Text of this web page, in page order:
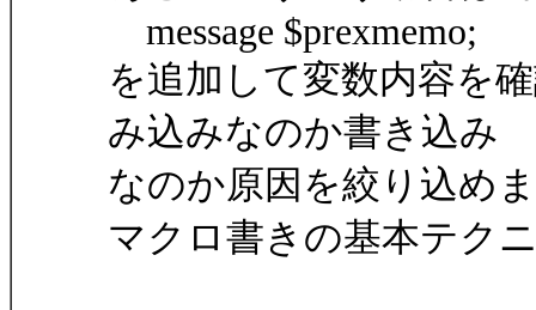
message $prexmemo;
を追加して変数内容を
み込みなのか書き込み
なのか原因を絞り込め
マクロ書きの基本テク